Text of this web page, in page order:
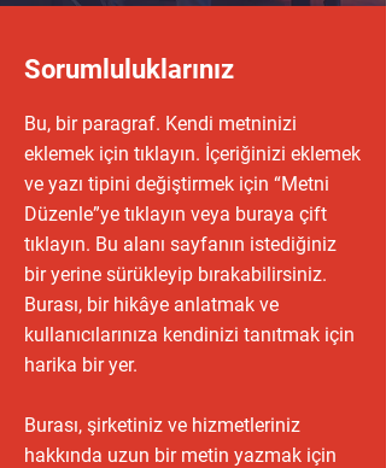
Sorumluluklarınız
Bu, bir paragraf. Kendi metninizi
eklemek için tıklayın. İçeriğinizi eklemek
ve yazı tipini değiştirmek için “Metni
Düzenle”ye tıklayın veya buraya çift
tıklayın. Bu alanı sayfanın istediğiniz
bir yerine sürükleyip bırakabilirsiniz.
Burası, bir hikâye anlatmak ve
kullanıcılarınıza kendinizi tanıtmak için
harika bir yer.
Burası, şirketiniz ve hizmetleriniz
hakkında uzun bir metin yazmak için